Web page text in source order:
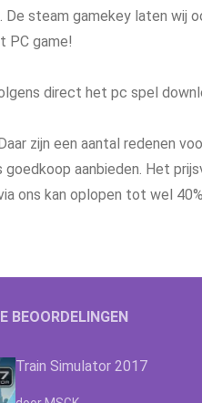
steam gamekey laten wij
PC game!
direct het pc spel
zijn een aantal redenen
aanbieden. Het
ons kan oplopen tot wel
BEOORDELINGEN
Train Simulator 2017
Waardering